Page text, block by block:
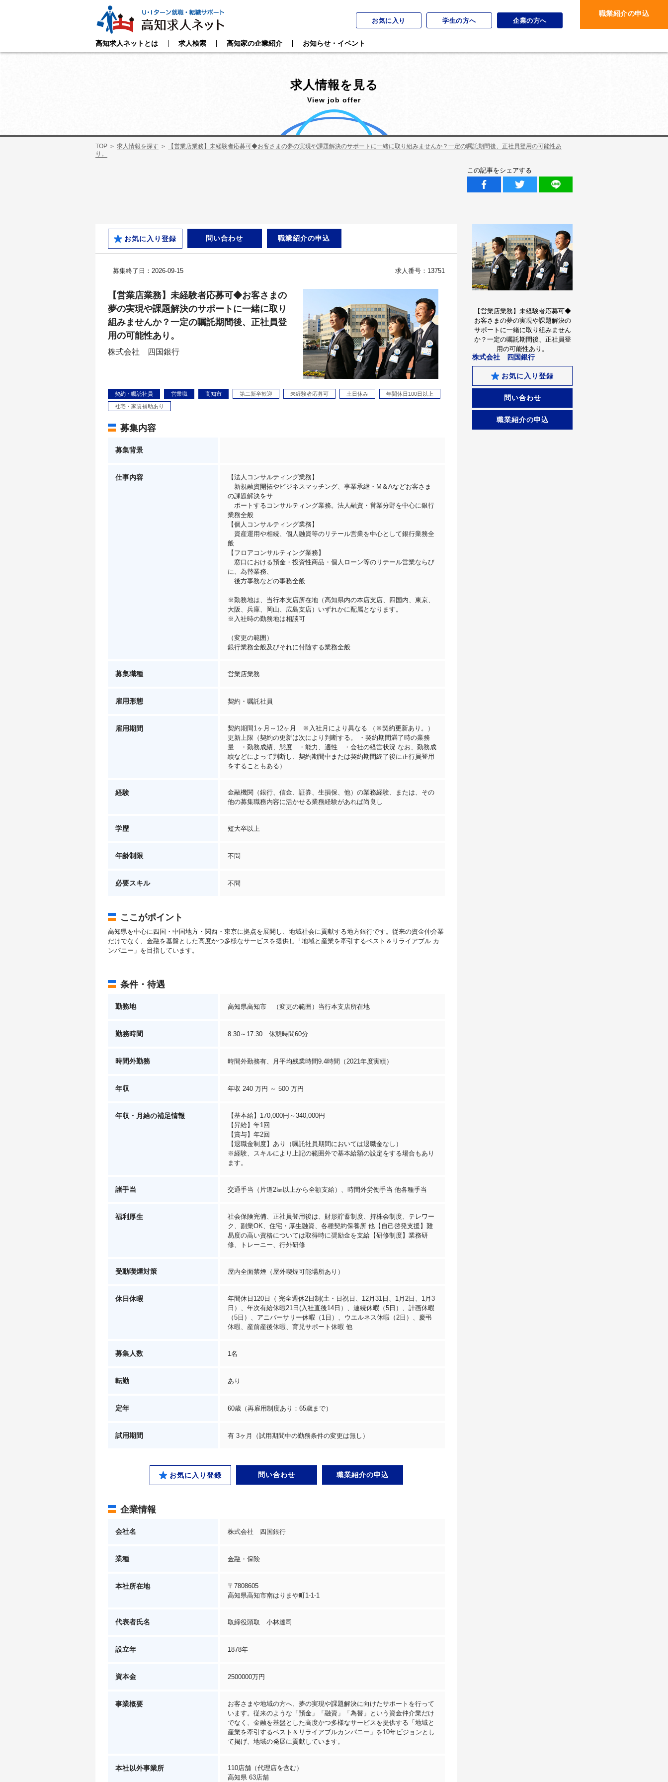
お気に入り 学生の方へ 企業の方へ
職業紹介の申込
高知求人ネットとは 求人検索 高知家の企業紹介 お知らせ・イベント
求人情報を見る
View job offer
TOP 求人情報を探す
【営業店業務】未経験者応募可◆お客さまの夢の実現や課題解決のサポートに一緒に取り組みませんか？一定の嘱託期間後、正社員登用の可能性あ
り。
この記事をシェアする
お気に入り登録 問い合わせ 職業紹介の申込
募集終了日：2026-09-15 求人番号：13751
【営業店業務】未経験者応募可◆お客さまの
夢の実現や課題解決のサポートに一緒に取り
組みませんか？一定の嘱託期間後、正社員登
用の可能性あり。
株式会社 四国銀行
契約・嘱託社員 営業職 高知市 第二新卒歓迎 未経験者応募可 土日休み 年間休日100日以上
社宅・家賃補助あり
募集内容
募集背景
仕事内容
【法人コンサルティング業務】
新規融資開拓やビジネスマッチング、事業承継・M＆Aなどお客さま
の課題解決をサ
ポートするコンサルティング業務。法人融資・営業分野を中心に銀行
業務全般
【個人コンサルティング業務】
資産運用や相続、個人融資等のリテール営業を中心として銀行業務全
般
【フロアコンサルティング業務】
窓口における預金・投資性商品・個人ローン等のリテール営業ならび
に、為替業務、
後方事務などの事務全般
※勤務地は、当行本支店所在地（高知県内の本店支店、四国内、東京、
大阪、兵庫、岡山、広島支店）いずれかに配属となります。
※入社時の勤務地は相談可
（変更の範囲）
銀行業務全般及びそれに付随する業務全般
募集職種 営業店業務
雇用形態 契約・嘱託社員
雇用期間
契約期間1ヶ月～12ヶ月 ※入社月により異なる （※契約更新あり。）
更新上限（契約の更新は次により判断する。 ・契約期間満了時の業務
量 ・勤務成績、態度 ・能力、適性 ・会社の経営状況 なお、勤務成
績などによって判断し、契約期間中または契約期間終了後に正行員登用
をすることもある）
経験
金融機関（銀行、信金、証券、生損保、他）の業務経験、または、その
他の募集職務内容に活かせる業務経験があれば尚良し
学歴 短大卒以上
年齢制限 不問
必要スキル 不問
ここがポイント
高知県を中心に四国・中国地方・関西・東京に拠点を展開し、地域社会に貢献する地方銀行です。従来の資金仲介業
だけでなく、金融を基盤とした高度かつ多様なサービスを提供し「地域と産業を牽引するベスト＆リライアブル カ
ンパニー」を目指しています。
条件・待遇
勤務地 高知県高知市 （変更の範囲）当行本支店所在地
勤務時間 8:30～17:30 休憩時間60分
時間外勤務 時間外勤務有、月平均残業時間9.4時間（2021年度実績）
年収 年収 240 万円 ～ 500 万円
年収・月給の補足情報
【基本給】170,000円～340,000円
【昇給】年1回
【賞与】年2回
【退職金制度】あり（嘱託社員期間においては退職金なし）
※経験、スキルにより上記の範囲外で基本給額の設定をする場合もあり
ます。
諸手当 交通手当（片道2㎞以上から全額支給）、時間外労働手当 他各種手当
福利厚生
社会保険完備、正社員登用後は、財形貯蓄制度、持株会制度、テレワー
ク、副業OK、住宅・厚生融資、各種契約保養所 他【自己啓発支援】難
易度の高い資格については取得時に奨励金を支給【研修制度】業務研
修、トレーニー、行外研修
受動喫煙対策 屋内全面禁煙（屋外喫煙可能場所あり）
休日休暇
年間休日120日（ 完全週休2日制(土・日祝日、12月31日、1月2日、1月3
日）、年次有給休暇21日(入社直後14日）、連続休暇（5日）、計画休暇
（5日）、アニバーサリー休暇（1日）、ウエルネス休暇（2日）、慶弔
休暇、産前産後休暇、育児サポート休暇 他
募集人数 1名
転勤 あり
定年 60歳（再雇用制度あり：65歳まで）
試用期間 有 3ヶ月（試用期間中の勤務条件の変更は無し）
お気に入り登録 問い合わせ 職業紹介の申込
企業情報
会社名 株式会社 四国銀行
業種 金融・保険
本社所在地
〒7808605
高知県高知市南はりまや町1-1-1
代表者氏名 取締役頭取 小林達司
設立年 1878年
資本金 2500000万円
事業概要
お客さまや地域の方へ、夢の実現や課題解決に向けたサポートを行って
います。従来のような「預金」「融資」「為替」という資金仲介業だけ
でなく、金融を基盤とした高度かつ多様なサービスを提供する「地域と
産業を牽引するベスト＆リライアブルカンパニー」を10年ビジョンとし
て掲げ、地域の発展に貢献しています。
本社以外事業所
110店舗（代理店を含む）
高知県 63店舗
【営業店業務】未経験者応募可◆
お客さまの夢の実現や課題解決の
サポートに一緒に取り組みません
か？一定の嘱託期間後、正社員登
用の可能性あり。
株式会社 四国銀行
お気に入り登録
問い合わせ
職業紹介の申込